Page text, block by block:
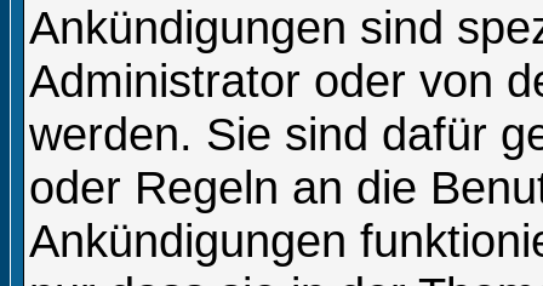
Ankündigungen sind
Administrator oder von
werden. Sie sind dafür
oder Regeln an die
Ankündigungen